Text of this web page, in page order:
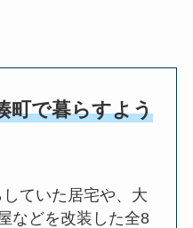
町で暮らすよう
ていた居宅や、大
などを改装した全8